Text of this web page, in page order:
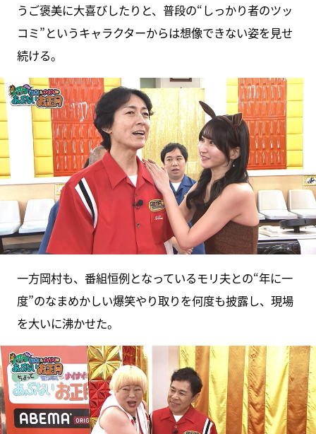
うご褒美に大喜びしたりと、普段の“しっかり者のツッ
コミ”というキャラクターからは想像できない姿を見せ
続ける。
一方岡村も、番組恒例となっているモリ夫との“年に一
度”のなまめかしい爆笑やり取りを何度も披露し、現場
を大いに沸かせた。